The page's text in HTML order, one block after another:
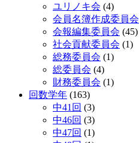
ユリノキ会 (4)
会員名簿作成委員会
会報編集委員会 (45)
社会貢献委員会 (1)
総務委員会 (1)
総委員会 (4)
財務委員会 (1)
回数学年 (163)
中41回 (3)
中46回 (3)
中47回 (1)